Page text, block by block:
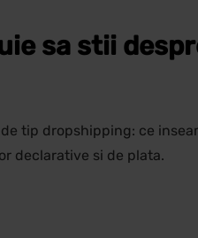
sa stii
tip dropshipping: ce
declarative si de plata.